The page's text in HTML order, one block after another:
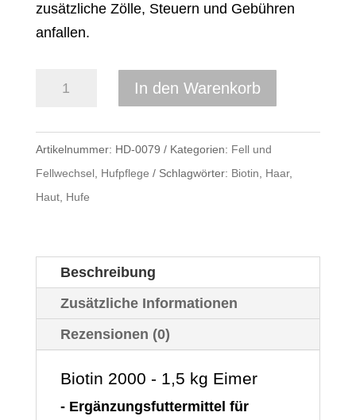
zusätzliche Zölle, Steuern und Gebühren
anfallen.
Biotin
1,5
kg
Menge
In den Warenkorb
Artikelnummer: HD-0079 Kategorien: Fell und
Fellwechsel, Hufpflege Schlagwörter: Biotin, Haar,
Haut, Hufe
Beschreibung
Zusätzliche Informationen
Rezensionen (0)
Biotin 2000 - 1,5 kg Eimer
- Ergänzungsfuttermittel für